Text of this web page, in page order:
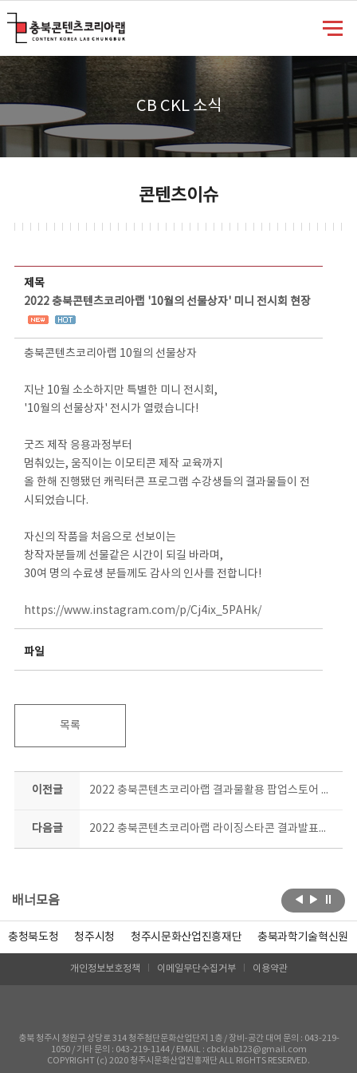
CB CKL 소식
콘텐츠이슈
제목
2022 충북콘텐츠코리아랩 '10월의 선물상자' 미니 전시회 현장
충북콘텐츠코리아랩 10월의 선물상자
지난 10월 소소하지만 특별한 미니 전시회,
'10월의 선물상자' 전시가 열렸습니다!
굿즈 제작 응용과정부터
멈춰있는, 움직이는 이모티콘 제작 교육까지
올 한해 진행됐던 캐릭터콘 프로그램 수강생들의 결과물들이 전
시되었습니다.
자신의 작품을 처음으로 선보이는
창작자분들께 선물같은 시간이 되길 바라며,
30여 명의 수료생 분들께도 감사의 인사를 전합니다!
https://www.instagram.com/p/Cj4ix_5PAHk/
파일
목록
이전글 2022 충북콘텐츠코리아랩 결과물활용 팝업스토어 현장
다음글 2022 충북콘텐츠코리아랩 라이징스타콘 결과발표회 현장
배너모음
충청북도청 청주시청 청주시문화산업진흥재단 충북과학기술혁신원
개인정보보호정책 이메일무단수집거부 이용약관
충북 청주시 청원구 상당로 314 청주첨단문화산업단지 1층 / 장비-공간 대여 문의 : 043-219-
1050 / 기타 문의 : 043-219-1144 / EMAIL : cbcklab123@gmail.com
COPYRIGHT (c) 2020 청주시문화산업진흥재단 ALL RIGHTS RESERVED.